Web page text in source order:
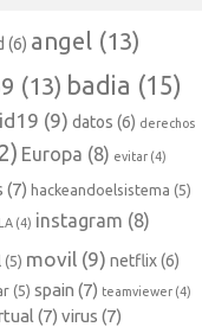
(6) angel (13)
(13) badia (15)
(9) datos (6) derechos
Europa (8) evitar (4)
(7) hackeandoelsistema (5)
(4) instagram (8)
(5) movil (9) netflix(6)
(5) spain (7) teamviewer (4)
(7) virus (7)